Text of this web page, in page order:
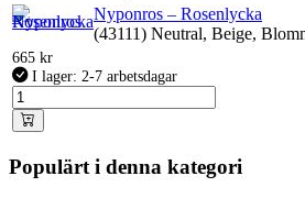
Nyponros – Rosenlycka
(43111) Neutral, Beige,
665 kr
I lager: 2-7 arbetsdagar
Populärt i denna kategori